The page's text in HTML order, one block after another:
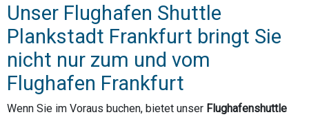
Unser Flughafen Shuttle
Plankstadt Frankfurt bringt Sie
nicht nur zum und vom
Flughafen Frankfurt
Wenn Sie im Voraus buchen, bietet unser Flughafenshuttle